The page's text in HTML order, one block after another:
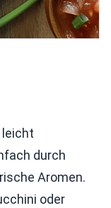
leicht
durch
Aromen.
oder